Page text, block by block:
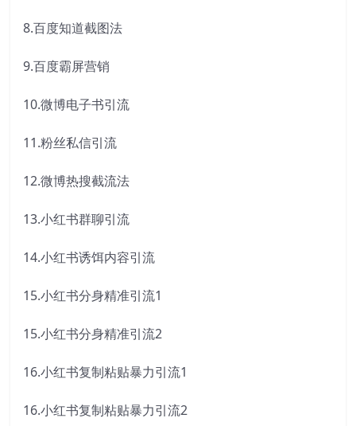
8.百度知道截图法
9.百度霸屏营销
10.微博电子书引流
11.粉丝私信引流
12.微博热搜截流法
13.小红书群聊引流
14.小红书诱饵内容引流
15.小红书分身精准引流1
15.小红书分身精准引流2
16.小红书复制粘贴暴力引流1
16.小红书复制粘贴暴力引流2